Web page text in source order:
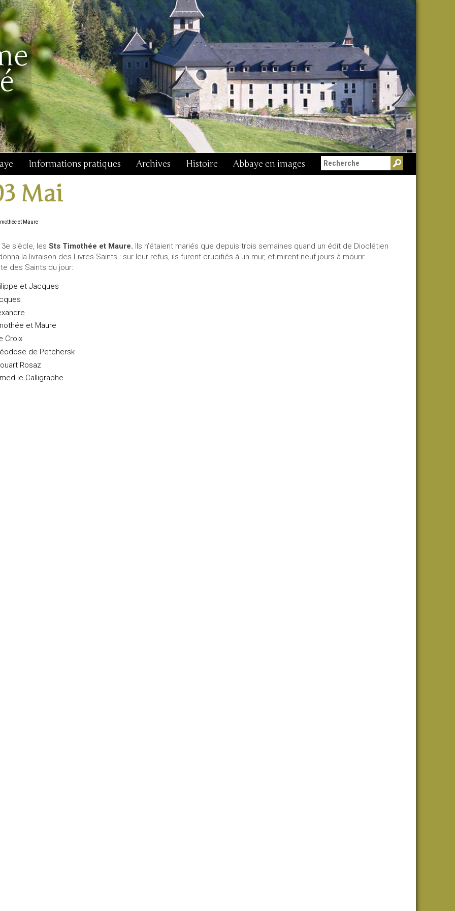
Informations pratiques Archives Histoire Abbaye en images
Mai
et Maure
3e siècle, les Sts Timothée et Maure. Ils n'étaient mariés que depuis trois semaines quand un édit de Dioclétien
la livraison des Livres Saints : sur leur refus, ils furent crucifiés à un mur, et mirent neuf jours à mourir.
des Saints du jour:
et Jacques
et Maure
Croix
de Petchersk
Rosaz
le Calligraphe